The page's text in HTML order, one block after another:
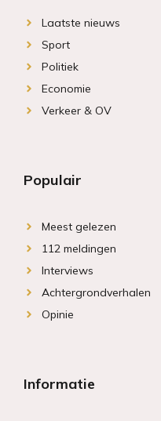
Laatste nieuws
Sport
Politiek
Economie
Verkeer & OV
Populair
Meest gelezen
112 meldingen
Interviews
Achtergrondverhalen
Opinie
Informatie